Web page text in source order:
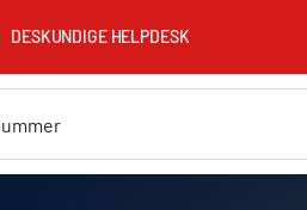
DESKUNDIGE HELPDESK